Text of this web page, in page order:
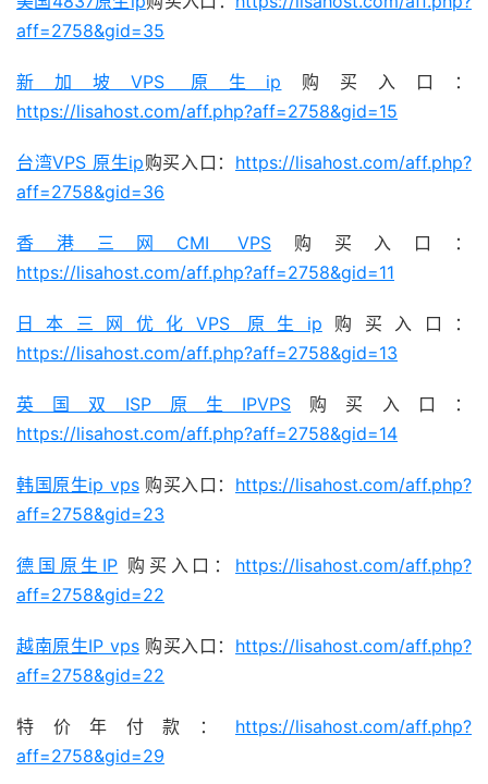
aff=2758&gid=35
新加坡VPS 原生ip 购买入口：
https://lisahost.com/aff.php?aff=2758&gid=15
台湾VPS 原生ip购买入口： https://lisahost.com/aff.php?
aff=2758&gid=36
香港三网CMI VPS 购买入口：
https://lisahost.com/aff.php?aff=2758&gid=11
日本三网优化VPS 原生ip 购买入口：
https://lisahost.com/aff.php?aff=2758&gid=13
英国双ISP原生IPVPS 购买入口：
https://lisahost.com/aff.php?aff=2758&gid=14
韩国原生ip vps购买入口： https://lisahost.com/aff.php?
aff=2758&gid=23
德国原生IP 购买入口： https://lisahost.com/aff.php?
aff=2758&gid=22
越南原生IP vps购买入口： https://lisahost.com/aff.php?
aff=2758&gid=22
特价年付款： https://lisahost.com/aff.php?
aff=2758&gid=29